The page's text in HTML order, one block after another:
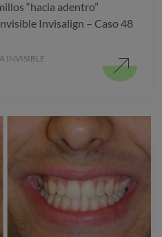
“hacia adentro”
Invisalign – Caso 48
INVISIBLE